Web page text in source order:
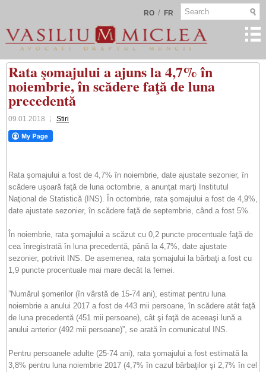
RO / FR
Rata şomajului a ajuns la 4,7% în
noiembrie, în scădere faţă de luna
precedentă
09.01.2018 Stiri
Rata şomajului a fost de 4,7% în noiembrie, date ajustate sezonier, în
scădere uşoară faţă de luna octombrie, a anunţat marţi Institutul
Naţional de Statistică (INS). În octombrie, rata şomajului a fost de 4,9%,
date ajustate sezonier, în scădere faţă de septembrie, când a fost 5%.
În noiembrie, rata şomajului a scăzut cu 0,2 puncte procentuale faţă de
cea înregistrată în luna precedentă, până la 4,7%, date ajustate
sezonier, potrivit INS. De asemenea, rata şomajului la bărbaţi a fost cu
1,9 puncte procentuale mai mare decât la femei.
”Numărul şomerilor (în vârstă de 15-74 ani), estimat pentru luna
noiembrie a anului 2017 a fost de 443 mii persoane, în scădere atât faţă
de luna precedentă (451 mii persoane), cât şi faţă de aceeaşi lună a
anului anterior (492 mii persoane)”, se arată în comunicatul INS.
Pentru persoanele adulte (25-74 ani), rata şomajului a fost estimată la
3,8% pentru luna noiembrie 2017 (4,7% în cazul bărbaţilor şi 2,7% în cel